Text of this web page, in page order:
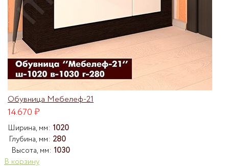
Обувница Мебелеф-21
14.670₽
Ширина, мм: 1020
Глубина, мм: 280
Высота, мм: 1030
В корзину